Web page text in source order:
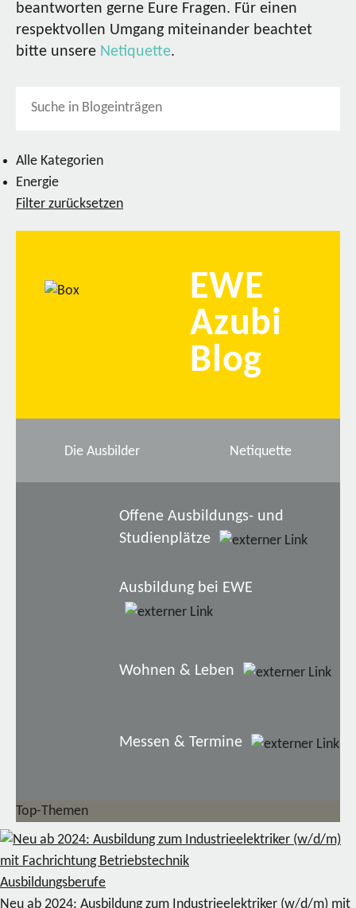
beantworten gerne Eure Fragen. Für einen
respektvollen Umgang miteinander beachtet
bitte unsere Netiquette.
Alle Kategorien
Energie
Filter zurücksetzen
EWE
Azubi
Blog
Die Ausbilder Netiquette
Offene Ausbildungs- und
Studienplätze
Ausbildung bei EWE
Wohnen & Leben
Messen & Termine
Top-Themen
Ausbildungsberufe
Neu ab 2024: Ausbildung zum Industrieelektriker (w/d/m) mit